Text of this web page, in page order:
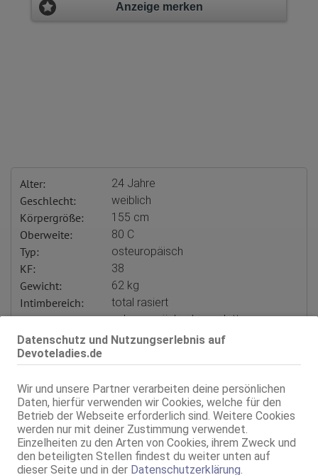
Datenschutz und Nutzungserlebnis auf
Devoteladies.de
Wir und unsere Partner verarbeiten deine persönlichen
Daten, hierfür verwenden wir Cookies, welche für den
Betrieb der Webseite erforderlich sind. Weitere Cookies
werden nur mit deiner Zustimmung verwendet.
Einzelheiten zu den Arten von Cookies, ihrem Zweck und
den beteiligten Stellen findest du weiter unten auf
dieser Seite und in der Datenschutzerklärung.
Anzeige merken
Alter: 24 Jahre
Geschlecht: weiblich
Körpergröße: 155 cm
Oberweite: 80 C
Typ: osteuropäisch
KF: 38
Gewicht: 62 kg
Intimbereich: total rasiert
Haare: schwarz, rückenlang, glatt
Augen: grün
Haut:
Piercing, Tattoos
Sprachen:
Deutsch
Englisch
Russisch
Verkehr:
GV
Franz.
Franz. bei Ihr